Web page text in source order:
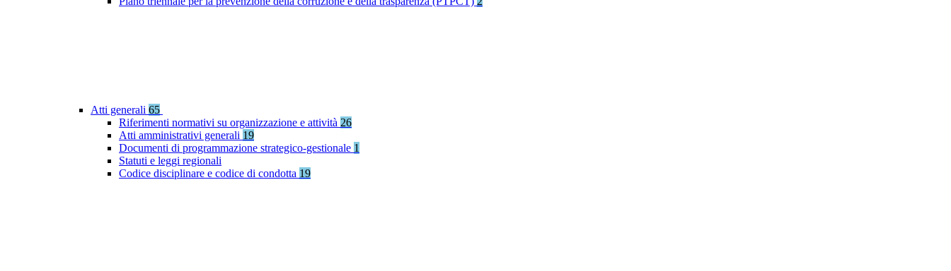
Atti generali 65
Riferimenti normativi su organizzazione e attività 26
Atti amministrativi generali 19
Documenti di programmazione strategico-gestionale 1
Statuti e leggi regionali
Codice disciplinare e codice di condotta 19